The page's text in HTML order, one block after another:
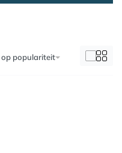
op populariteit